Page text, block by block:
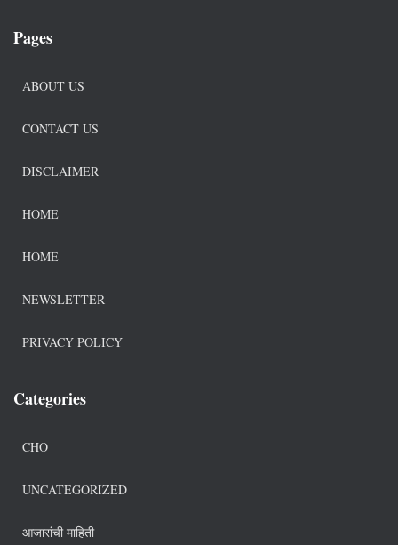
Pages
ABOUT US
CONTACT US
DISCLAIMER
HOME
HOME
NEWSLETTER
PRIVACY POLICY
Categories
CHO
UNCATEGORIZED
आजारांची माहिती